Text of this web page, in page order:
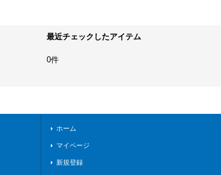
最近チェックしたアイテム
0件
ホーム
マイページ
新規登録